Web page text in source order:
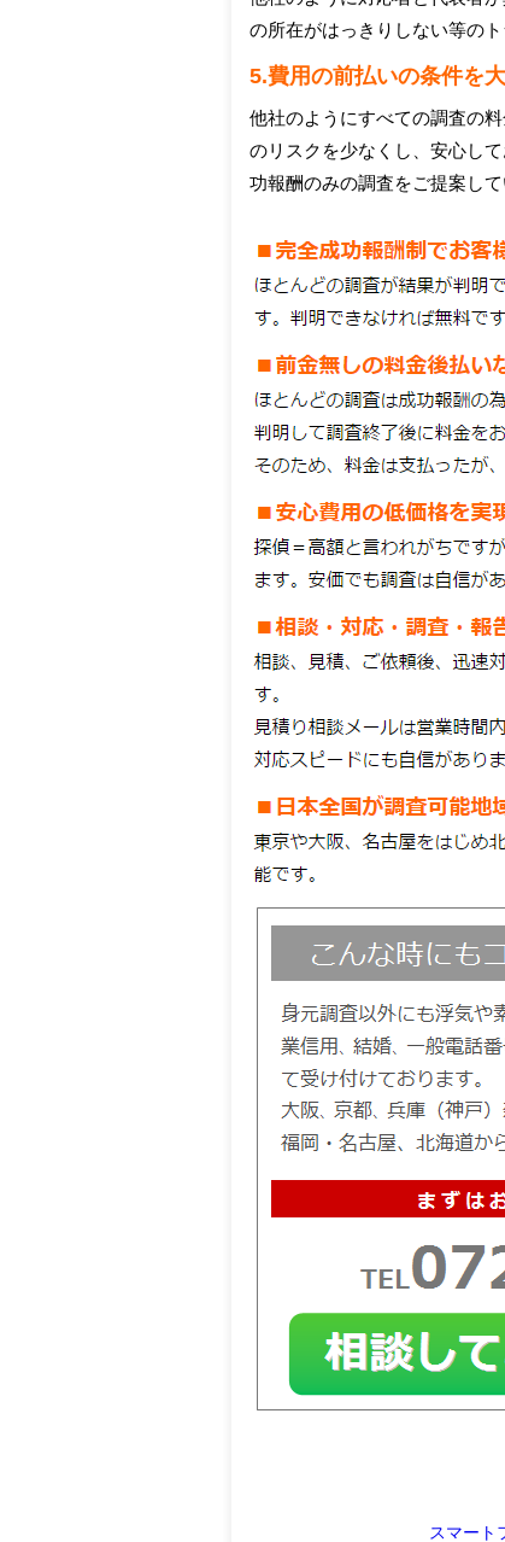
の所在がはっきりしない等の
5.費用の前払いの条件を
他社のようにすべての調査の
のリスクを少なくし、安心し
功報酬のみの調査をご提案して
スマート